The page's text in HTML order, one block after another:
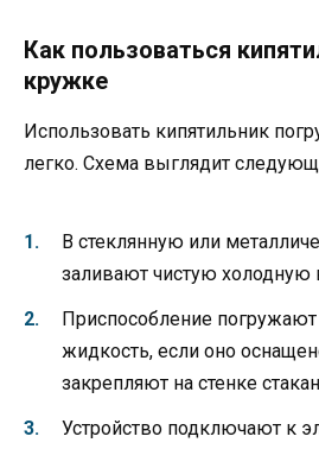
Как пользоваться
кружке
Использовать кипятильник
легко. Схема выглядит
В стеклянную или
заливают чистую холодную
Приспособление
жидкость, если оно
закрепляют на стенке
Устройство подключают к